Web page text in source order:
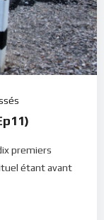
premiers
étant avant